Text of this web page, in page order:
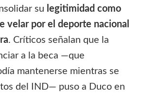
su legitimidad como
velar por el deporte nacional
. Críticos señalan que la
a la beca —que
mantenerse mientras se
del IND— puso a Duco en